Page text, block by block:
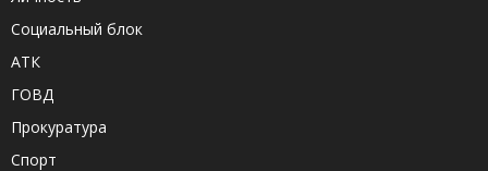
Социальный блок
АТК
ГОВД
Прокуратура
Спорт